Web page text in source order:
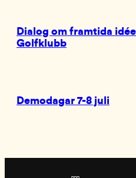
Dialog om framtida
Golfklubb
Demodagar 7-8 juli